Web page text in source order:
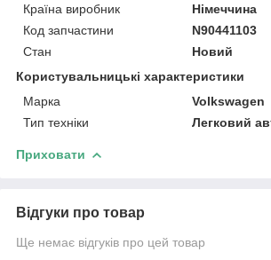
Країна виробник
Німеччина
Код запчастини
N90441103
Стан
Новий
Користувальницькі характеристики
Марка
Volkswagen
Тип техніки
Легковий
Приховати
Відгуки про товар
Ще немає відгуків про цей товар